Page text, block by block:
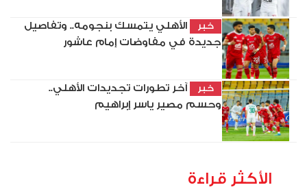
خبر
الأهلي يتمسك بنجومه.. وتفاصيل
جديدة في مفاوضات إمام عاشور
خبر
آخر تطورات تجديدات الأهلي..
وحسم مصير ياسر إبراهيم
الأكثر قراءة